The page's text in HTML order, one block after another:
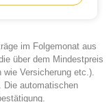
im Folgemonat aus
über dem Mindestpreis
wie Versicherung etc.).
Die automatischen